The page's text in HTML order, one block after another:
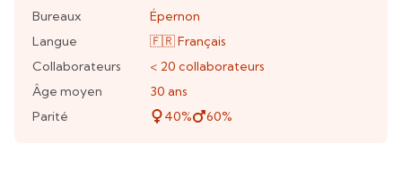
Bureaux
Épernon
Langue
🇫🇷Français
Collaborateurs
< 20 collaborateurs
Âge moyen
30 ans
Parité
40% 60%